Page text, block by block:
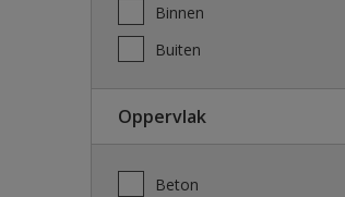
Binnen
Buiten
Oppervlak
Beton